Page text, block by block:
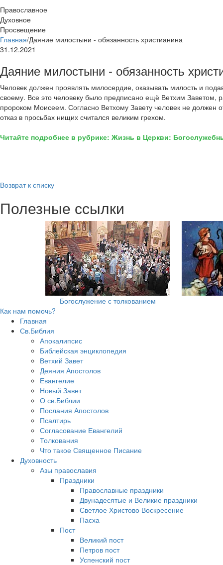
Православное
Духовное
Просвещение
Главная/Даяние милостыни - обязанность христианина
31.12.2021
Даяние милостыни - обязанность
Человек должен проявлять милосердие, оказывать милость и
своему. Все это человеку было предписано ещё Ветхим Заветом,
пророком Моисеем. Согласно Ветхому Завету человек не должен
отказ в просьбах нищих считался великим грехом.
Читайте подробнее в рубрике: Жизнь в Церкви:
Возврат к списку
Полезные ссылки
Богослужение с толкованием
Как нам помочь?
Главная
Св.Библия
Апокалипсис
Библейская энциклопедия
Ветхий Завет
Деяния Апостолов
Евангелие
Новый Завет
О св.Библии
Послания Апостолов
Псалтирь
Согласование Евангелий
Толкования
Что такое Священное Писание
Духовность
Азы православия
Праздники
Православные праздники
Двунадесятые и Великие праздники
Светлое Христово Воскресение
Пасха
Пост
Великий пост
Петров пост
Успенский пост